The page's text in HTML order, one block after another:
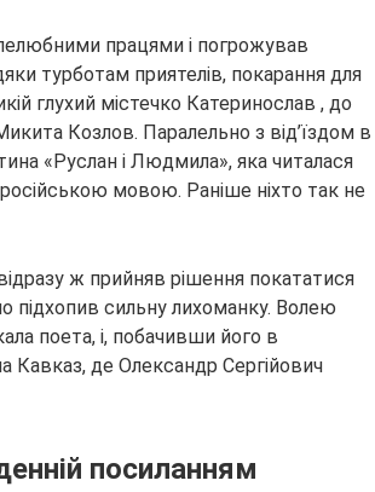
працями і погрожував
турботам приятелів, покарання для
глухий містечко Катеринослав , до
Козлов. Паралельно з від’їздом в
«Руслан і Людмила», яка читалася
мовою. Раніше ніхто так не
ж прийняв рішення покататися
підхопив сильну лихоманку. Волею
поета, і, побачивши його в
Кавказ, де Олександр Сергійович
посиланням